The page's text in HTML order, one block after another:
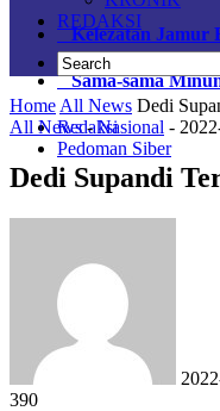
Kelezatan Jamur
Sama-sama
Redaksi
Pedoman Siber
REDAKSI
Home All News Dedi
All News-Nasional -
Dedi Supandi
390